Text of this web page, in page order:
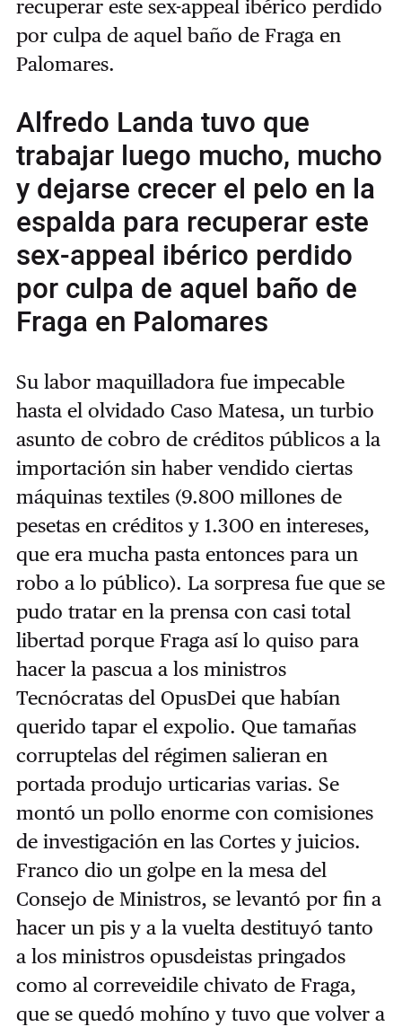
recuperar este sex-appeal ibérico perdido
por culpa de aquel baño de Fraga en
Palomares.
Alfredo Landa tuvo que
trabajar luego mucho, mucho
y dejarse crecer el pelo en la
espalda para recuperar este
sex-appeal ibérico perdido
por culpa de aquel baño de
Fraga en Palomares
Su labor maquilladora fue impecable
hasta el olvidado Caso Matesa, un turbio
asunto de cobro de créditos públicos a la
importación sin haber vendido ciertas
máquinas textiles (9.800 millones de
pesetas en créditos y 1.300 en intereses,
que era mucha pasta entonces para un
robo a lo público). La sorpresa fue que se
pudo tratar en la prensa con casi total
libertad porque Fraga así lo quiso para
hacer la pascua a los ministros
Tecnócratas del OpusDei que habían
querido tapar el expolio. Que tamañas
corruptelas del régimen salieran en
portada produjo urticarias varias. Se
montó un pollo enorme con comisiones
de investigación en las Cortes y juicios.
Franco dio un golpe en la mesa del
Consejo de Ministros, se levantó por fin a
hacer un pis y a la vuelta destituyó tanto
a los ministros opusdeistas pringados
como al correveidile chivato de Fraga,
que se quedó mohíno y tuvo que volver a